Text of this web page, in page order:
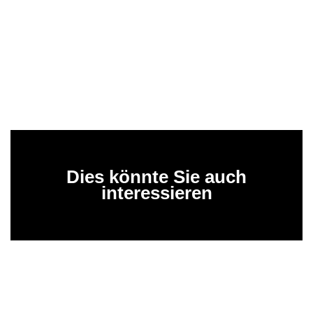
Dies könnte Sie auch
interessieren